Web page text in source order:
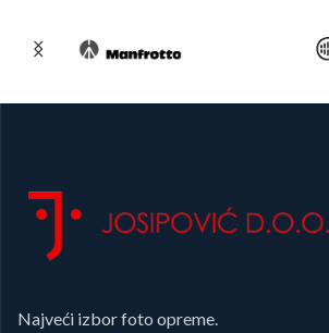
Najveći izbor foto opreme.